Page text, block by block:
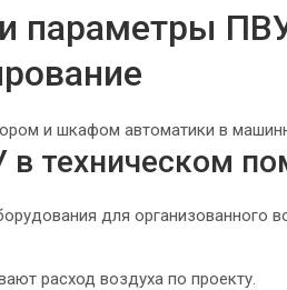
параметры
техническом
для организованного
расход воздуха по проекту.